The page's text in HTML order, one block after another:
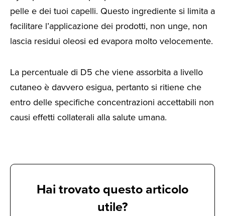
pelle e dei tuoi capelli. Questo ingrediente si limita a
facilitare l’applicazione dei prodotti, non unge, non
lascia residui oleosi ed evapora molto velocemente.
La percentuale di D5 che viene assorbita a livello
cutaneo è davvero esigua, pertanto si ritiene che
entro delle specifiche concentrazioni accettabili non
causi effetti collaterali alla salute umana.
Hai trovato questo articolo
utile?